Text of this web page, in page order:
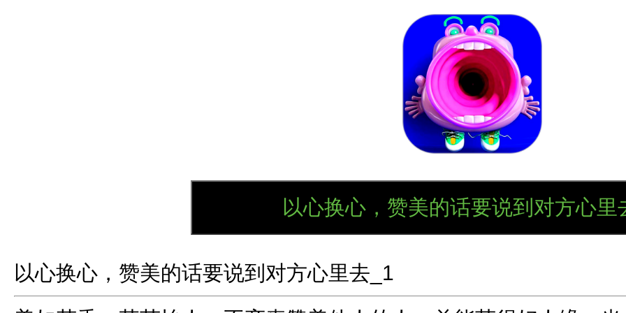
以心换心，赞美的话要说到对方心里
以心换心，赞美的话要说到对方心里去_1